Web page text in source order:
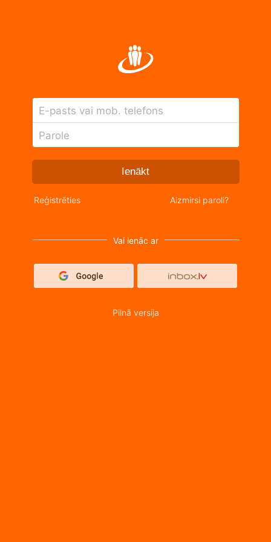
E-pasts vai mob. telefons
Parole
Ienākt
Reģistrēties Aizmirsi paroli?
Vai ienāc ar
Pilnā versija